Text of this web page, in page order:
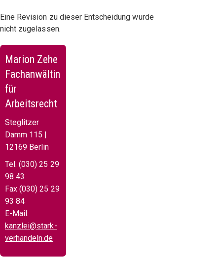
Eine Revision zu dieser Entscheidung wurde
nicht zugelassen.
Marion Zehe
Fachanwältin
für
Arbeitsrecht
Steglitzer
Damm 115 |
12169 Berlin
Tel. (030) 25 29
98 43
Fax (030) 25 29
93 84
E-Mail:
kanzlei@stark-
verhandeln.de